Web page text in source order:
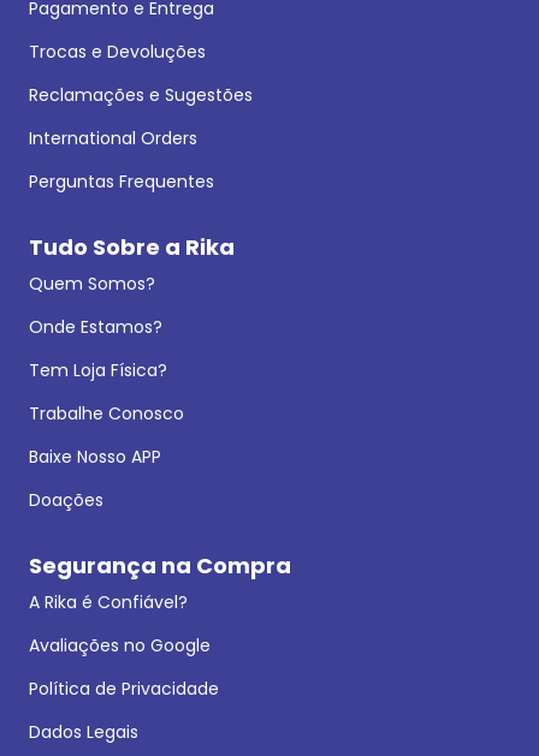
Pagamento e Entrega
Trocas e Devoluções
Reclamações e Sugestões
International Orders
Perguntas Frequentes
Tudo Sobre a Rika
Quem Somos?
Onde Estamos?
Tem Loja Física?
Trabalhe Conosco
Baixe Nosso APP
Doações
Segurança na Compra
A Rika é Confiável?
Avaliações no Google
Política de Privacidade
Dados Legais